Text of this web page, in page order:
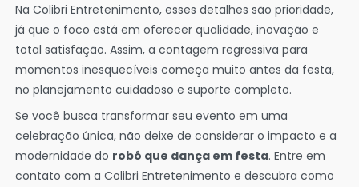
Na Colibri Entretenimento, esses detalhes são prioridade,
já que o foco está em oferecer qualidade, inovação e
total satisfação. Assim, a contagem regressiva para
momentos inesquecíveis começa muito antes da festa,
no planejamento cuidadoso e suporte completo.
Se você busca transformar seu evento em uma
celebração única, não deixe de considerar o impacto e a
modernidade do robô que dança em festa. Entre em
contato com a Colibri Entretenimento e descubra como